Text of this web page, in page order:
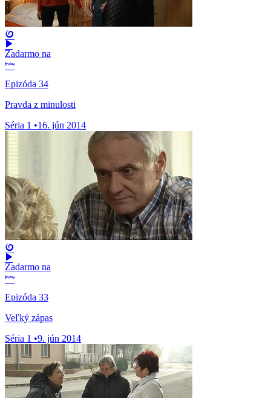
Zadarmo na
Epizóda 34
Pravda z minulosti
Séria 1 •16. jún 2014
Zadarmo na
Epizóda 33
Veľký zápas
Séria 1 •9. jún 2014